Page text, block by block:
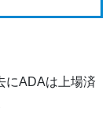
にADAは上場済